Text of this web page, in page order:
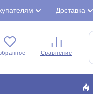
Доставка
Сравнение